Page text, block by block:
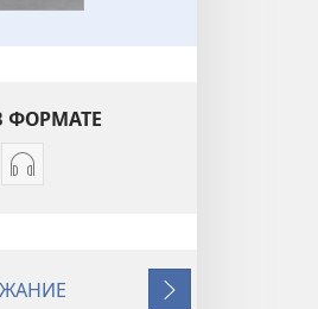
ФОРМАТЕ
Варианты
Перевод
Далее